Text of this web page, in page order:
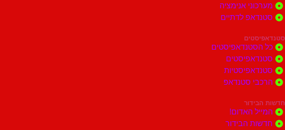
מערכוני אנימציה
סטנדאפ לדתיים
סטנדאפיסטים
כל הסטנדאפיסטים
סטנדאפיסטים
סטנדאפיסטיות
הרכבי סטנדאפ
חדשות הבידור
המייל האדום!
חדשות הבידור